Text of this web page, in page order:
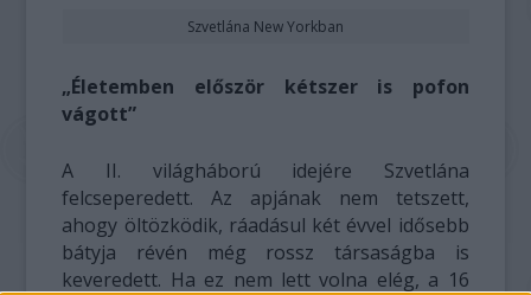
Szvetlána New Yorkban
„Életemben először kétszer is pofon
vágott”
A II. világháború idejére Szvetlána
felcseperedett. Az apjának nem tetszett,
ahogy öltözködik, ráadásul két évvel idősebb
bátyja révén még rossz társaságba is
keveredett. Ha ez nem lett volna elég, a 16